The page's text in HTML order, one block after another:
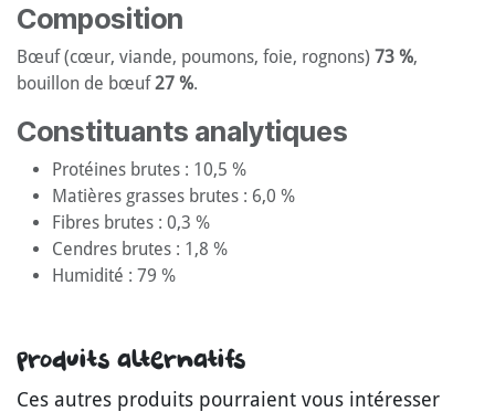
Composition
Bœuf (cœur, viande, poumons, foie, rognons) 73 %,
bouillon de bœuf27 %.
Constituants analytiques
Protéines brutes : 10,5 %
Matières grasses brutes : 6,0 %
Fibres brutes : 0,3 %
Cendres brutes : 1,8 %
Humidité : 79 %
Produits alternatifs
Ces autres produits pourraient vous intéresser